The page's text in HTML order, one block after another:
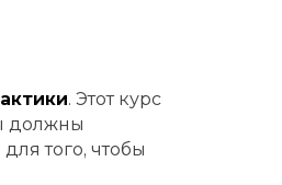
. Этот курс
должны
того, чтобы